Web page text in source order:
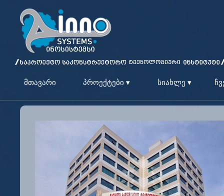
მთავარი პროექტები ▾ სიახლე ▾